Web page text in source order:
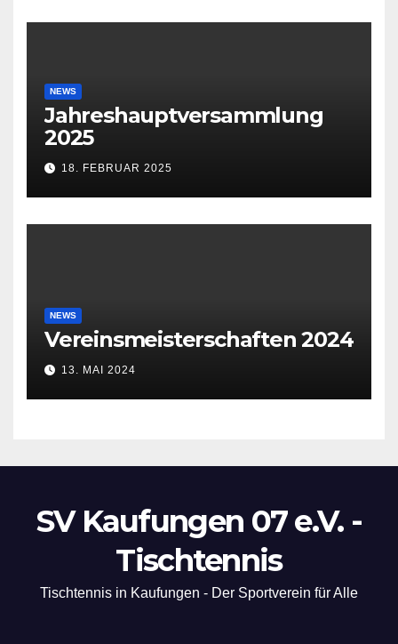
NEWS
Jahreshauptversammlung
2025
18. FEBRUAR 2025
NEWS
Vereinsmeisterschaften 2024
13. MAI 2024
SV Kaufungen 07 e.V. -
Tischtennis
Tischtennis in Kaufungen - Der Sportverein für Alle